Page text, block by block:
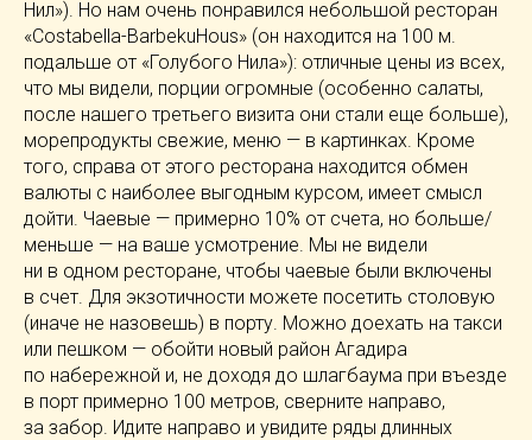
Нил»). Но нам очень понравился небольшой ресторан
«Costabella-BarbekuHous» (он находится на 100 м.
подальше от «Голубого Нила»): отличные цены из всех,
что мы видели, порции огромные (особенно салаты,
после нашего третьего визита они стали еще больше),
морепродукты свежие, меню — в картинках. Кроме
того, справа от этого ресторана находится обмен
валюты с наиболее выгодным курсом, имеет смысл
дойти. Чаевые — примерно 10% от счета, но больше/
меньше — на ваше усмотрение. Мы не видели
ни в одном ресторане, чтобы чаевые были включены
в счет. Для экзотичности можете посетить столовую
(иначе не назовешь) в порту. Можно доехать на такси
или пешком — обойти новый район Агадира
по набережной и, не доходя до шлагбаума при въезде
в порт примерно 100 метров, сверните направо,
за забор. Идите направо и увидите ряды длинных